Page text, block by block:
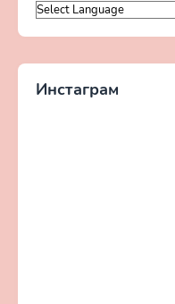
Инстаграм